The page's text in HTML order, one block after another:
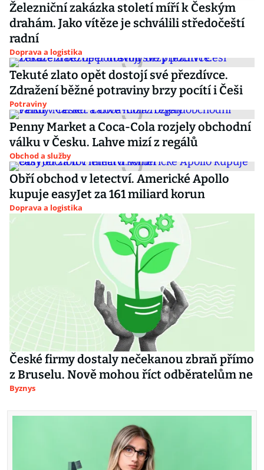
Železniční zakázka století míří k Českým
drahám. Jako vítěze je schválili středočeští
radní
Doprava a logistika
Tekuté zlato opět dostojí své přezdívce.
Zdražení běžné potraviny brzy pocítí i Češi
Potraviny
Penny Market a Coca-Cola rozjely obchodní
válku v Česku. Lahve mizí z regálů
Obchod a služby
Obří obchod v letectví. Americké Apollo
kupuje easyJet za 161 miliard korun
Doprava a logistika
České firmy dostaly nečekanou zbraň přímo
z Bruselu. Nově mohou říct odběratelům ne
Byznys